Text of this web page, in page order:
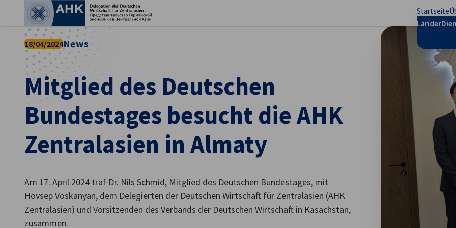
Startseite
Länder
German
Mitglied des Deutschen
Bundestages besucht die AHK
Zentralasien in Almaty
18/04/2024News
Am 17. April 2024 traf Dr. Nils Schmid, Mitglied des Deutschen Bundestages, mit
Hovsep Voskanyan, dem Delegierten der Deutschen Wirtschaft für Zentralasien (AHK
Zentralasien) und Vorsitzenden des Verbands der Deutschen Wirtschaft in Kasachstan,
zusammen.